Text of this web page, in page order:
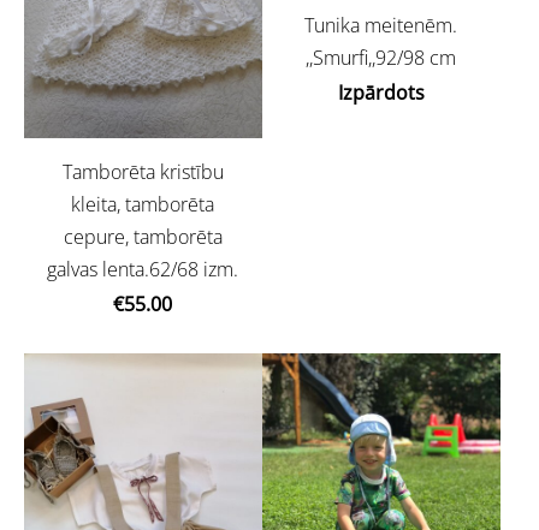
Tamborēta kristību
kleita, tamborēta
cepure, tamborēta
galvas lenta.62/68 izm.
€55.00
Tunika meitenēm.
,,Smurfi,,92/98 cm
Izpārdots